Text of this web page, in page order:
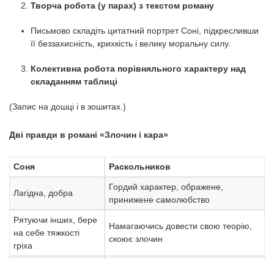
Творча робота (у парах) з текстом роману
Письмово складіть цитатний портрет Соні, підкресливши
її беззахисність, крихкість і велику моральну силу.
Колективна робота порівняльного характеру над
складанням таблиці
(Запис на дошці і в зошитах.)
Дві правди в романі «Злочин і кара»
Соня Раскольников
Лагідна, добра
Гордий характер, ображене,
принижене самолюбство
Рятуючи інших, бере
на себе тяжкості
гріха
Намагаючись довести свою теорію,
скоює злочин